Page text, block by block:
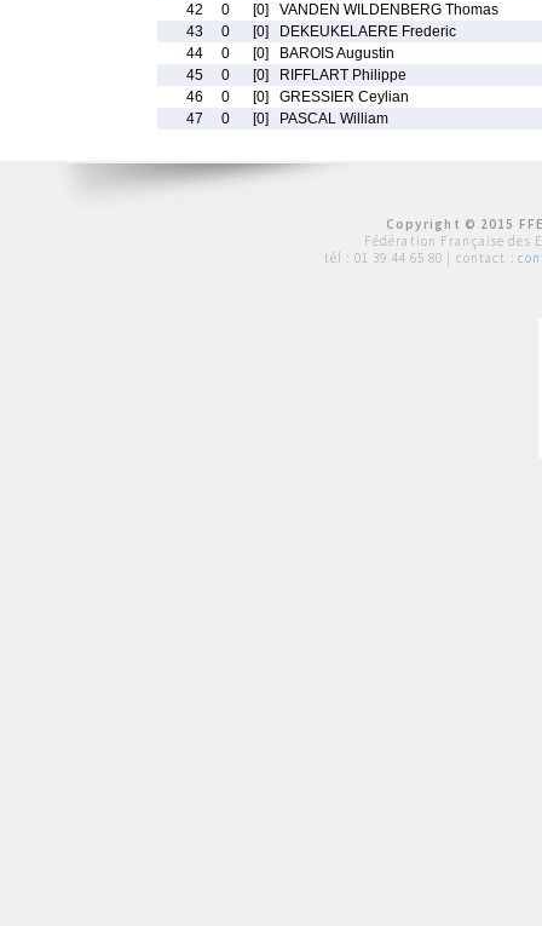
42
0 [0]
VANDEN WILDENBERG Thomas
43
0 [0]
DEKEUKELAERE Frederic
44
0 [0]
BAROIS Augustin
45
0 [0]
RIFFLART Philippe
46
0 [0]
GRESSIER Ceylian
47
0 [0] PASCAL William
Copyright © 2015
Fédération Française des
tél : 01 39 44 65 80 | contact :